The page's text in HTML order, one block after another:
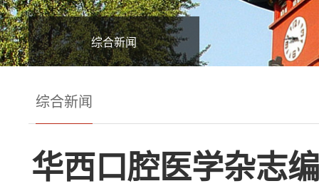
综合新闻
综合新闻
华西口腔医学杂志